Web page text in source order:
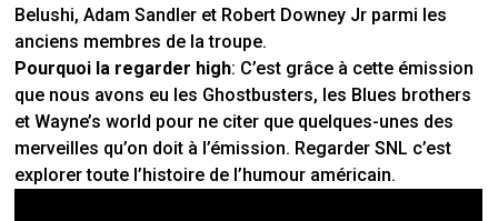
Belushi, Adam Sandler et Robert Downey Jr parmi les
anciens membres de la troupe.
Pourquoi la regarder high: C’est grâce à cette émission
que nous avons eu les Ghostbusters, les Blues brothers
et Wayne’s world pour ne citer que quelques-unes des
merveilles qu’on doit à l’émission. Regarder SNL c’est
explorer toute l’histoire de l’humour américain.